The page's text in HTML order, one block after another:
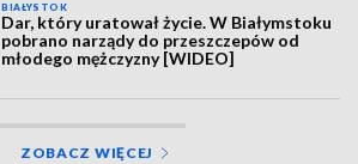
BIAŁYSTOK
Dar, który uratował życie. W Białymstoku
pobrano narządy do przeszczepów od
młodego mężczyzny [WIDEO]
ZOBACZ WIĘCEJ